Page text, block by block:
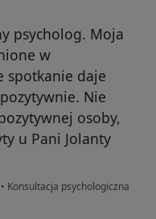
psycholog. Moja
w
spotkanie daje
Nie
osoby,
u Pani Jolanty
• Konsultacja psychologiczna